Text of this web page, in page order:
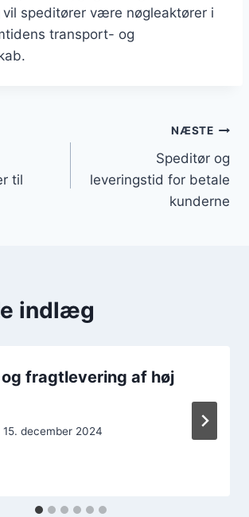
vil speditører være nøgleaktører i
transport- og
til
NÆSTE
Speditør og
leveringstid for betale
kunderne
indlæg
fragtlevering af høj
15. december 2024